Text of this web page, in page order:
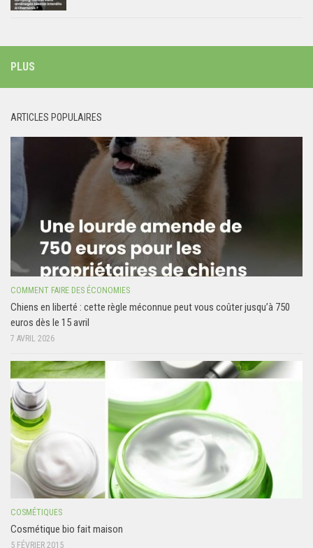
PLUS
ARTICLES POPULAIRES
COMMENT FAIRE DES ÉCONOMIES
Chiens en liberté : cette règle méconnue peut vous coûter jusqu’à 750
euros dès le 15 avril
7 AVRIL 2026
COSMÉTIQUES
Cosmétique bio fait maison
5 FÉVRIER 2015